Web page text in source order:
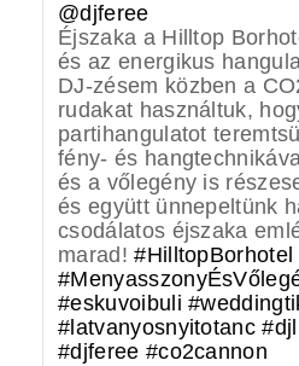
@djferee
Éjszaka a Hilltop
és az energikus
DJ-zésem közben a
rudakat használtuk,
partihangulatot
fény- és
és a vőlegény is
és együtt ünnepeltünk
csodálatos éjszaka
marad!#HilltopBorhotel
#eskuvoibuli
#latvanyosnyitotanc
#djferee #co2cannon